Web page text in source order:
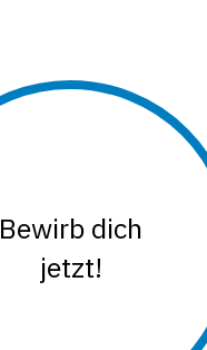
Bewirb dich
jetzt!